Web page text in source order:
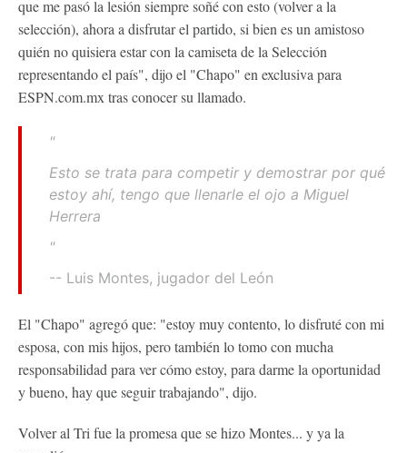
que me pasó la lesión siempre soñé con esto (volver a la
selección), ahora a disfrutar el partido, si bien es un amistoso
quién no quisiera estar con la camiseta de la Selección
representando el país", dijo el "Chapo" en exclusiva para
ESPN.com.mx tras conocer su llamado.
"
Esto se trata para competir y demostrar por qué
estoy ahí, tengo que llenarle el ojo a Miguel
Herrera
"
-- Luis Montes, jugador del León
El "Chapo" agregó que: "estoy muy contento, lo disfruté con mi
esposa, con mis hijos, pero también lo tomo con mucha
responsabilidad para ver cómo estoy, para darme la oportunidad
y bueno, hay que seguir trabajando", dijo.
Volver al Tri fue la promesa que se hizo Montes... y ya la